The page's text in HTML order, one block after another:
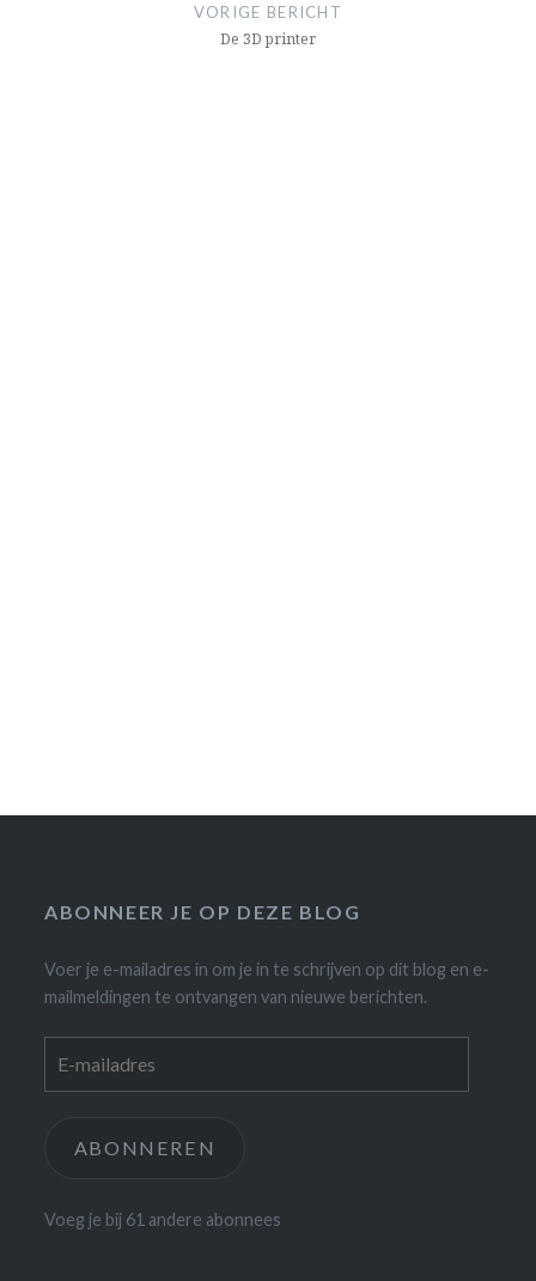
VORIGE BERICHT
De 3D printer
ABONNEER JE OP DEZE BLOG
Voer je e-mailadres in om je in te schrijven op dit blog en e-
mailmeldingen te ontvangen van nieuwe berichten.
mailadres
ABONNEREN
Voeg je bij 61 andere abonnees